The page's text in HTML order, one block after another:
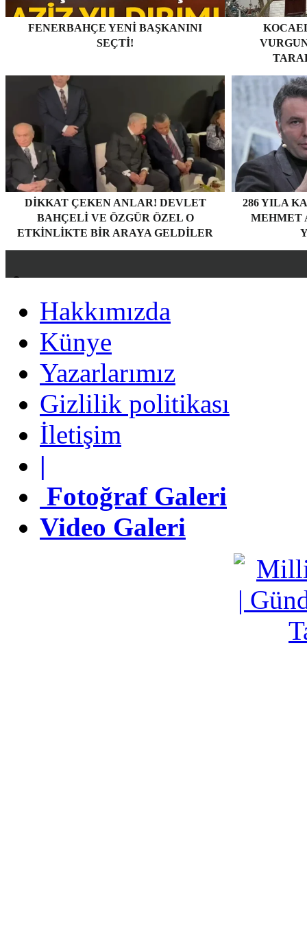
FENERBAHÇE YENI BAŞKANINI
SEÇTI!
DIKKAT ÇEKEN ANLAR! DEVLET
BAHÇELI VE ÖZGÜR ÖZEL O
ETKINLIKTE BIR ARAYA GELDILER
286 YILA
MEHMET
Künye
Yazarlarımız
Gizlilik politikası
İletişim
Fotoğraf Galeri
Video Galeri
Hakkımızda
Künye
Yazarlarımız
Gizlilik politikası
İletişim
|
Fotoğraf Galeri
Video Galeri